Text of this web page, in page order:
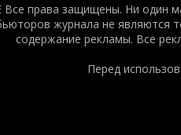
Все права защищены. Ни один
журнала не являются
содержание рекламы. Все
Перед